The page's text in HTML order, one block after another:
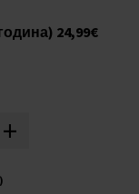
24,99€
+